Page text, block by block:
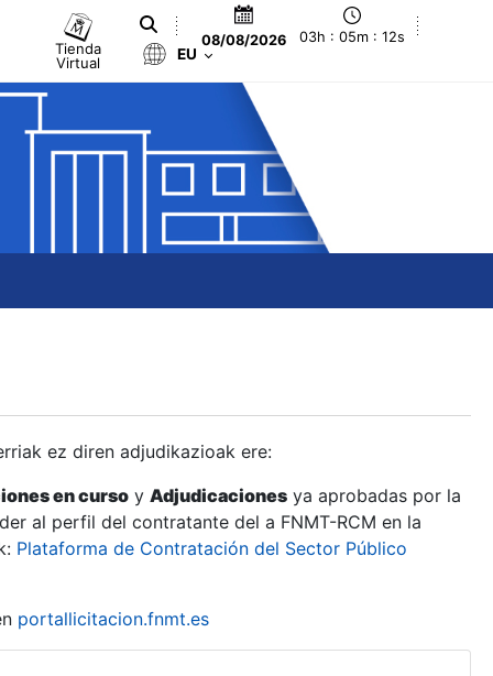
Tienda
Virtual
08/08/2026 03h : 05m : 13s
EU
ez diren adjudikazioak ere:
en curso y Adjudicaciones ya aprobadas por la
al perfil del contratante del a FNMT-RCM en la
Plataforma de Contratación del Sector Público
portallicitacion.fnmt.es